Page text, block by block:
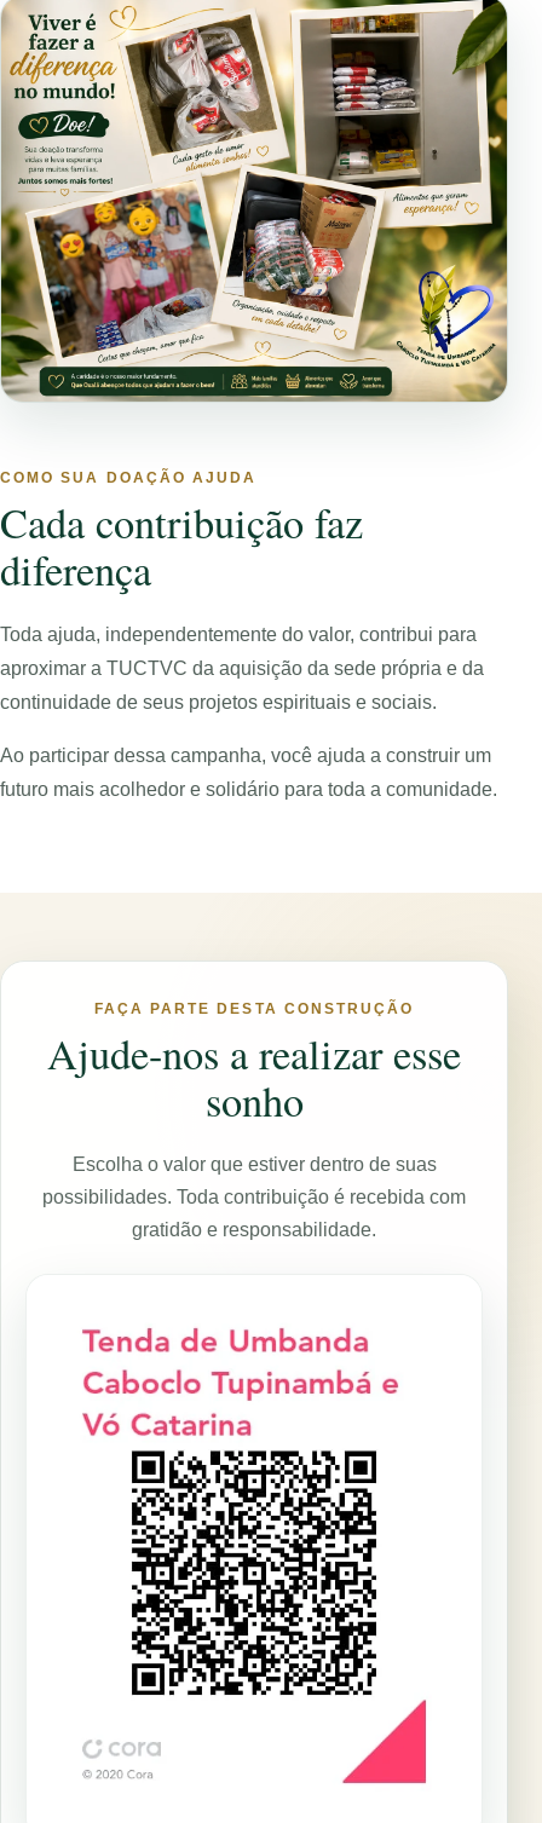
COMO SUA DOAÇÃO AJUDA
Cada contribuição faz
diferença
Toda ajuda, independentemente do valor, contribui para
aproximar a TUCTVC da aquisição da sede própria e da
continuidade de seus projetos espirituais e sociais.
Ao participar dessa campanha, você ajuda a construir um
futuro mais acolhedor e solidário para toda a comunidade.
FAÇA PARTE DESTA CONSTRUÇÃO
Ajude-nos a realizar esse
sonho
Escolha o valor que estiver dentro de suas
possibilidades. Toda contribuição é recebida com
gratidão e responsabilidade.